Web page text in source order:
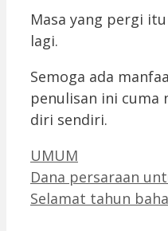
Masa yang pergi
lagi.
Semoga ada
penulisan ini cuma
diri sendiri.
Categories
UMUM
Dana persaraan
Selamat tahun